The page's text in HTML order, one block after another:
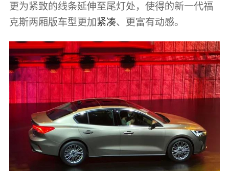
更为紧致的线条延伸至尾灯处，使得的新一代福
克斯两厢版车型更加紧凑、更富有动感。